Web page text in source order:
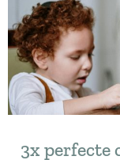
3x perfecte